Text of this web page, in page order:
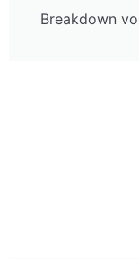
Breakdown